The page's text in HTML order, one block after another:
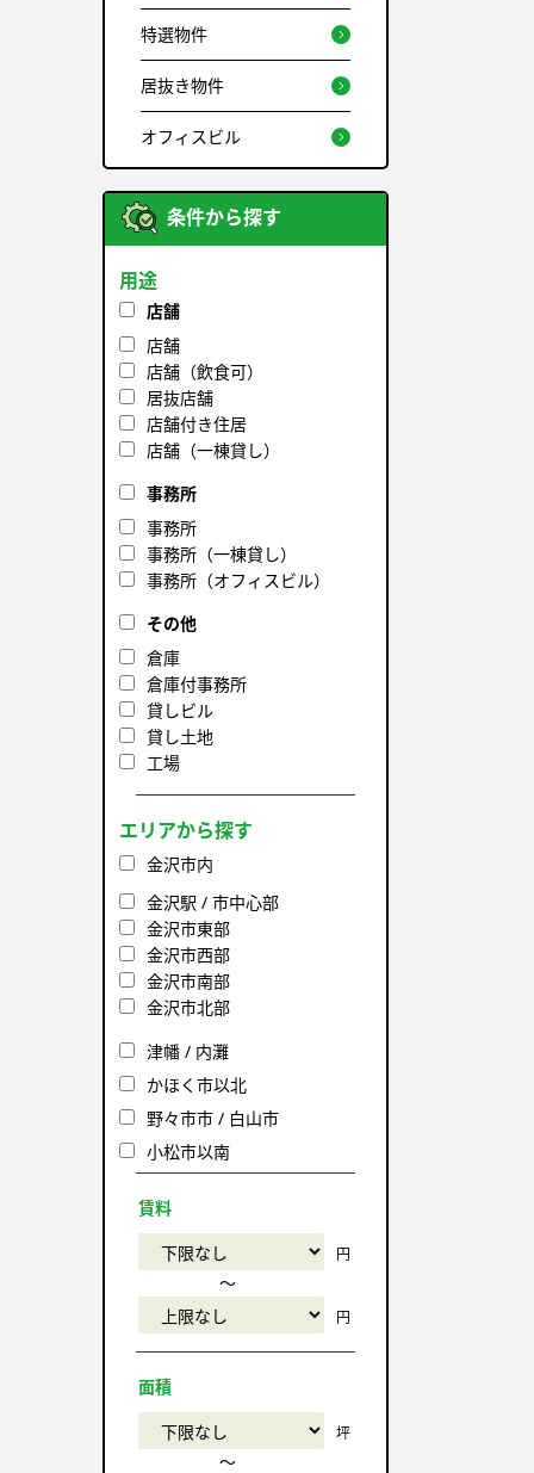
特選物件
居抜き物件
オフィスビル
条件から探す
用途
店舗
店舗
店舗（飲食可）
居抜店舗
店舗付き住居
店舗（一棟貸し）
事務所
事務所
事務所（一棟貸し）
事務所（オフィスビル）
その他
倉庫
倉庫付事務所
貸しビル
貸し土地
工場
エリアから探す
金沢市内
金沢駅 / 市中心部
金沢市東部
金沢市西部
金沢市南部
金沢市北部
津幡 / 内灘
かほく市以北
野々市市 / 白山市
小松市以南
賃料
円
〜
円
面積
坪
〜